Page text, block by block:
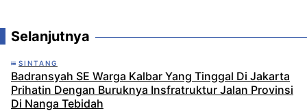
Selanjutnya
SINTANG
Badransyah SE Warga Kalbar Yang Tinggal Di Jakarta
Prihatin Dengan Buruknya Insfratruktur Jalan Provinsi
Di Nanga Tebidah